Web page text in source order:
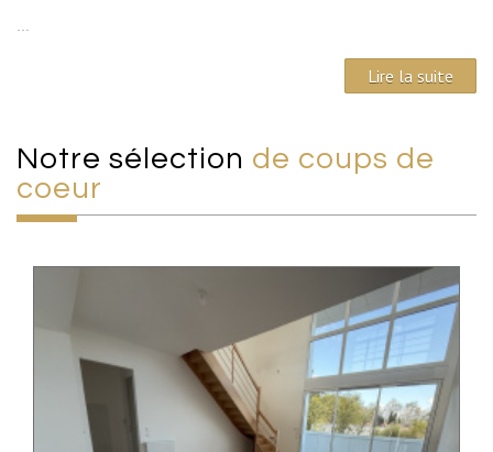
Lire la suite
Notre sélection de coups de
coeur